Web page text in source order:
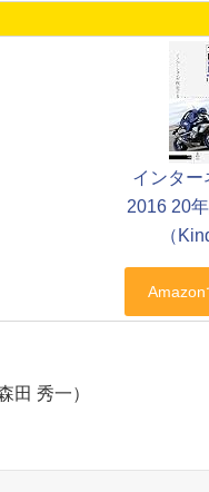
インター
2016 20
（
田 秀一）